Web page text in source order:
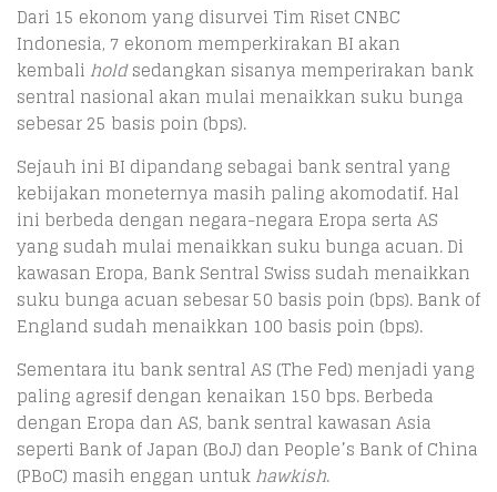
Dari 15 ekonom yang disurvei Tim Riset CNBC
Indonesia, 7 ekonom memperkirakan BI akan
kembali holdsedangkan sisanya memperirakan bank
sentral nasional akan mulai menaikkan suku bunga
sebesar 25 basis poin (bps).
Sejauh ini BI dipandang sebagai bank sentral yang
kebijakan moneternya masih paling akomodatif. Hal
ini berbeda dengan negara-negara Eropa serta AS
yang sudah mulai menaikkan suku bunga acuan. Di
kawasan Eropa, Bank Sentral Swiss sudah menaikkan
suku bunga acuan sebesar 50 basis poin (bps). Bank of
England sudah menaikkan 100 basis poin (bps).
Sementara itu bank sentral AS (The Fed) menjadi yang
paling agresif dengan kenaikan 150 bps. Berbeda
dengan Eropa dan AS, bank sentral kawasan Asia
seperti Bank of Japan (BoJ) dan People’s Bank of China
(PBoC) masih enggan untukhawkish.